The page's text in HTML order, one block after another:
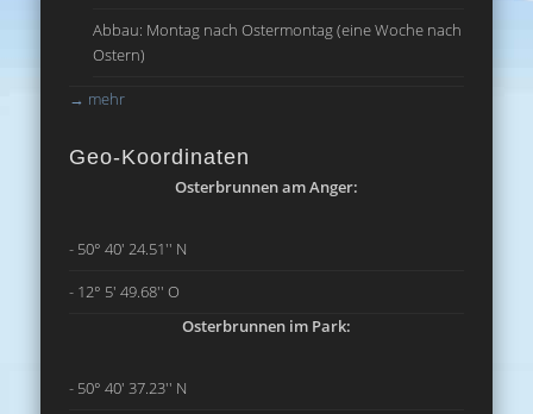
Abbau: Montag nach Ostermontag (eine Woche nach
Ostern)
→ mehr
Geo-Koordinaten
Osterbrunnen am Anger:
- 50° 40' 24.51'' N
- 12° 5' 49.68'' O
Osterbrunnen im Park:
- 50° 40' 37.23'' N